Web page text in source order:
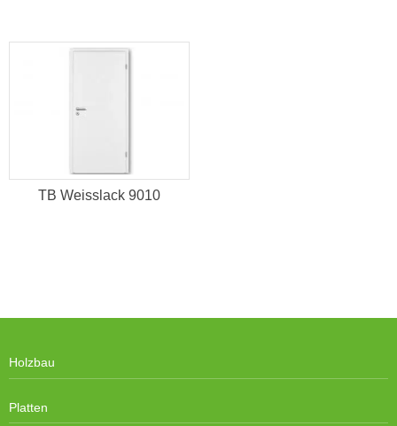
TB Weisslack 9010
Holzbau
Platten